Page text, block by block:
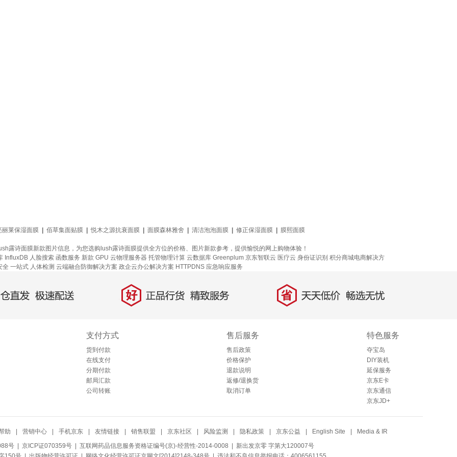
丽莱保湿面膜 佰草集面贴膜 悦木之源抗衰面膜 面膜森林雅舍 清洁泡泡面膜 修正保湿面膜 膜熙面膜
露诗面膜新款图片信息，为您选购lush露诗面膜提供全方位的价格、图片新款参考，提供愉悦的网上购物体验！
InfluxDB 人脸搜索 函数服务 新款 GPU 云物理服务器 托管物理计算 云数据库 Greenplum 京东智联云 医疗云 身份证识别 积分商城电商解决方
全 一站式 人体检测 云端融合防御解决方案 政企云办公解决方案 HTTPDNS 应急响应服务
发，极速配送 好 正品行货，精致服务 省 天天低价，畅选无忧
支付方式
货到付款
在线支付
分期付款
邮局汇款
公司转账
售后服务
售后政策
价格保护
退款说明
返修/退换货
取消订单
特色服务
夺宝岛
DIY装机
延保服务
京东E卡
京东通信
京东JD+
助 营销中心 手机京东 友情链接 销售联盟 京东社区 风险监测 隐私政策 京东公益 English Site Media & IR
号 | 京ICP证070359号 | 互联网药品信息服务资格证编号(京)-经营性-2014-0008 | 新出发京零 字第大120007号